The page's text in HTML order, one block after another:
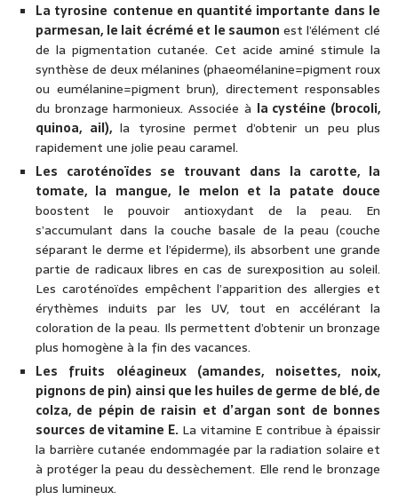
La tyrosine contenue en quantité importante dans le
parmesan, le lait écrémé et le saumon est l’élément clé
de la pigmentation cutanée. Cet acide aminé stimule la
synthèse de deux mélanines (phaeomélanine=pigment roux
ou eumélanine=pigment brun), directement responsables
du bronzage harmonieux. Associée à la cystéine (brocoli,
quinoa, ail),la tyrosine permet d’obtenir un peu plus
rapidement une jolie peau caramel.
Les caroténoïdes se trouvant dans la carotte, la
tomate, la mangue, le melon et la patate douce
boostent le pouvoir antioxydant de la peau. En
s’accumulant dans la couche basale de la peau (couche
séparant le derme et l’épiderme), ils absorbent une grande
partie de radicaux libres en cas de surexposition au soleil.
Les caroténoïdes empêchent l’apparition des allergies et
érythèmes induits par les UV, tout en accélérant la
coloration de la peau. Ils permettent d’obtenir un bronzage
plus homogène à la fin des vacances.
Les fruits oléagineux (amandes, noisettes, noix,
pignons de pin) ainsi que les huiles de germe de blé, de
colza, de pépin de raisin et d’argan sont de bonnes
sources de vitamine E.La vitamine E contribue à épaissir
la barrière cutanée endommagée par la radiation solaire et
à protéger la peau du dessèchement. Elle rend le bronzage
plus lumineux.